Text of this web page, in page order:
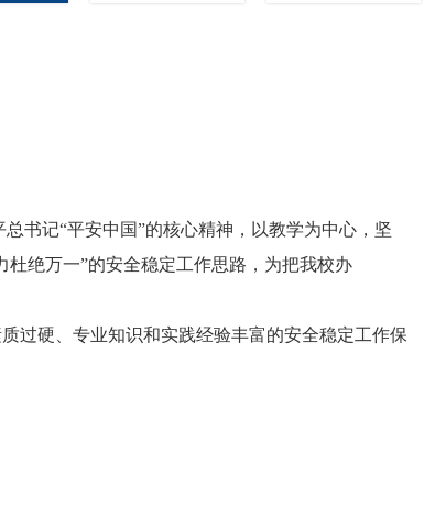
书记“平安中国”的核心精神，以教学为中心，坚
绝万一”的安全稳定工作思路，为把我校办
过硬、专业知识和实践经验丰富的安全稳定工作保